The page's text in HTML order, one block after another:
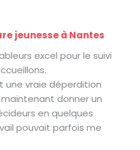
jeunesse à Nantes
excel pour le suivi
une vraie déperdition
donner un
en quelques
pouvait parfois me